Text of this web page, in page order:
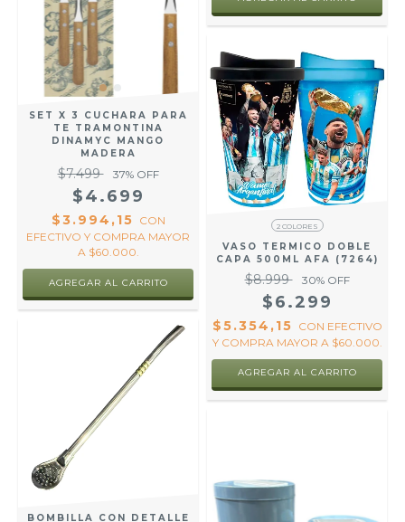
SET X 3 CUCHARA PARA
TE TRAMONTINA
DINAMYC MANGO
MADERA
$7.499 37% OFF
$4.699
$3.994,15 CON
EFECTIVO Y COMPRA MAYOR
A $60.000.
2 COLORES
VASO TERMICO DOBLE
CAPA 500ML AFA (7264)
$8.999 30% OFF
$6.299
$5.354,15 CON EFECTIVO
Y COMPRA MAYOR A $60.000.
AGREGAR AL CARRITO
BOMBILLA CON DETALLE